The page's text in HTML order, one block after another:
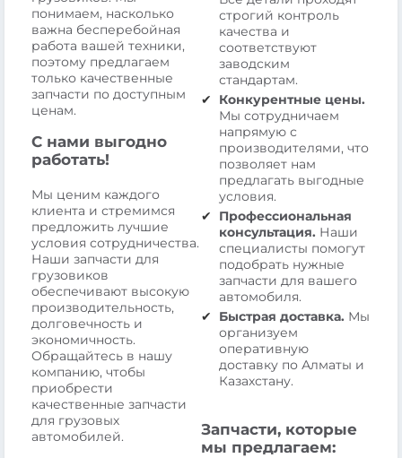
понимаем, насколько
важна бесперебойная
работа вашей техники,
поэтому предлагаем
только качественные
запчасти по доступным
ценам.
С нами выгодно
работать!
Мы ценим каждого
клиента и стремимся
предложить лучшие
условия сотрудничества.
Наши запчасти для
грузовиков
обеспечивают высокую
производительность,
долговечность и
экономичность.
Обращайтесь в нашу
компанию, чтобы
приобрести
качественные запчасти
для грузовых
автомобилей.
строгий контроль
качества и
соответствуют
заводским
стандартам.
Конкурентные цены.
Мы сотрудничаем
напрямую с
производителями, что
позволяет нам
предлагать выгодные
условия.
Профессиональная
консультация. Наши
специалисты помогут
подобрать нужные
запчасти для вашего
автомобиля.
Быстрая доставка. Мы
организуем
оперативную
доставку по Алматы и
Казахстану.
Запчасти, которые
мы предлагаем: